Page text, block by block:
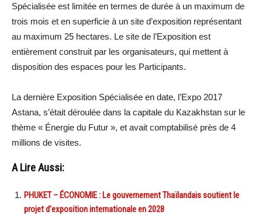
Spécialisée est limitée en termes de durée à un maximum de
trois mois et en superficie à un site d’exposition représentant
au maximum 25 hectares. Le site de l’Exposition est
entièrement construit par les organisateurs, qui mettent à
disposition des espaces pour les Participants.
La dernière Exposition Spécialisée en date, l’Expo 2017
Astana, s’était déroulée dans la capitale du Kazakhstan sur le
thème « Énergie du Futur », et avait comptabilisé près de 4
millions de visites.
A Lire Aussi:
PHUKET – ÉCONOMIE : Le gouvernement Thaïlandais soutient le
projet d’exposition internationale en 2028